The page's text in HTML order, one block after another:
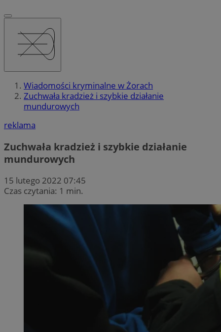
Wiadomości kryminalne w Żorach
Zuchwała kradzież i szybkie działanie
mundurowych
reklama
Zuchwała kradzież i szybkie działanie
mundurowych
15 lutego 2022 07:45
Czas czytania: 1 min.